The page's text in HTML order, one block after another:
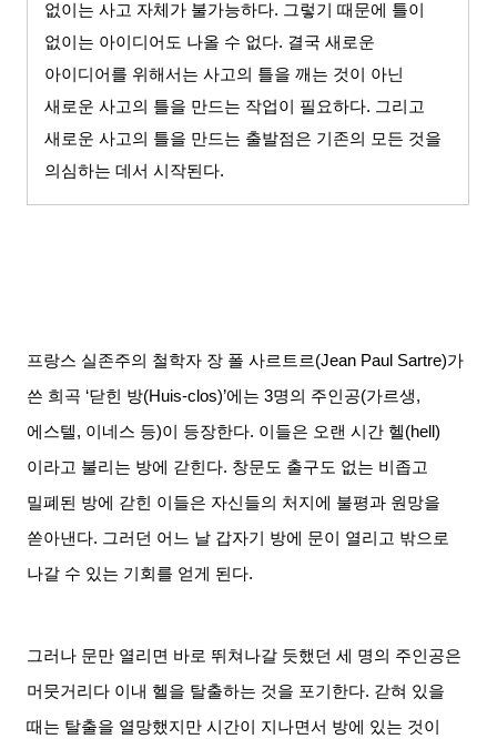
없이는 사고 자체가 불가능하다. 그렇기 때문에 틀이
없이는 아이디어도 나올 수 없다. 결국 새로운
아이디어를 위해서는 사고의 틀을 깨는 것이 아닌
새로운 사고의 틀을 만드는 작업이 필요하다. 그리고
새로운 사고의 틀을 만드는 출발점은 기존의 모든 것을
의심하는 데서 시작된다.
프랑스 실존주의 철학자 장 폴 사르트르(Jean Paul Sartre)가
쓴 희곡 ‘닫힌 방(Huis-clos)’에는 3명의 주인공(가르생,
에스텔, 이네스 등)이 등장한다. 이들은 오랜 시간 헬(hell)
이라고 불리는 방에 갇힌다. 창문도 출구도 없는 비좁고
밀폐된 방에 갇힌 이들은 자신들의 처지에 불평과 원망을
쏟아낸다. 그러던 어느 날 갑자기 방에 문이 열리고 밖으로
나갈 수 있는 기회를 얻게 된다.
그러나 문만 열리면 바로 뛰쳐나갈 듯했던 세 명의 주인공은
머뭇거리다 이내 헬을 탈출하는 것을 포기한다. 갇혀 있을
때는 탈출을 열망했지만 시간이 지나면서 방에 있는 것이